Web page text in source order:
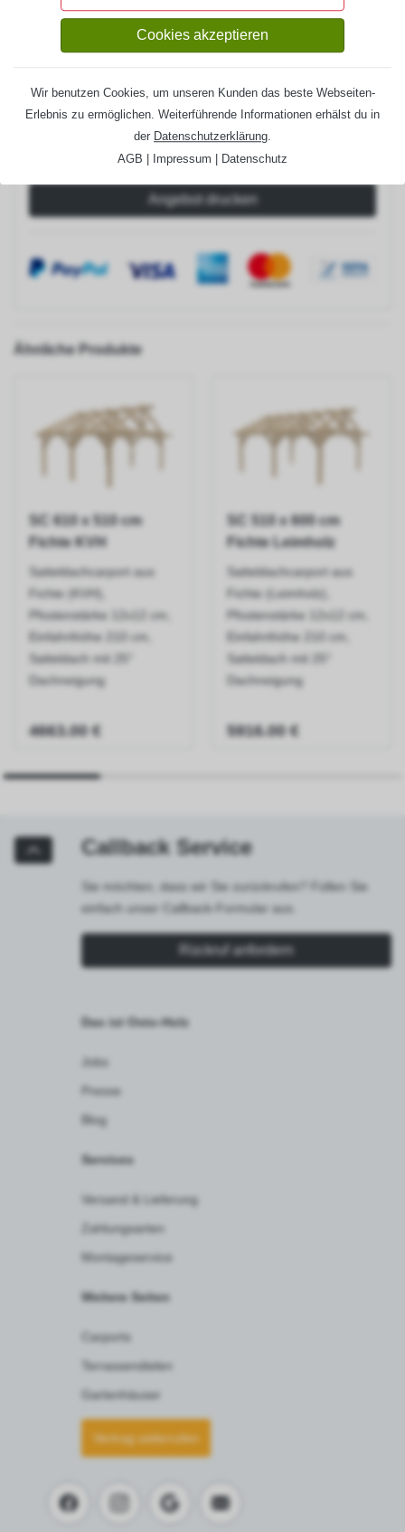
Regenrinnenset Metall (anthrazit)
1083 €
Gesamtpreis:
5.421,00 €
Angebot drucken
Ähnliche Produkte
SC 610 x 510 cm
Fichte KVH
Satteldachcarport aus
Fichte (KVH),
Pfostenstärke 12x12 cm,
Einfahrthöhe 210 cm,
Satteldach mit 25°
Dachneigung
4663.00 €
SC 510 x 600 cm
Fichte Leimholz
Satteldachcarport aus
Fichte (Leimholz),
Pfostenstärke 12x12 cm,
Einfahrthöhe 210 cm,
Satteldach mit 25°
Dachneigung
5916.00 €
Callback Service
Sie möchten, dass wir Sie zurückrufen? Füllen Sie
einfach unser Callback-Formular aus.
Rückruf anfordern
Das ist Osto-Holz
Jobs
Presse
Blog
Services
Versand & Lieferung
Zahlungsarten
Montageservice
Weitere Seiten
Carports
Terrassendielen
Gartenhäuser
Vertrag widerrufen
und auf Wunsch Ihrerseits gelöscht.
Cookies akzeptieren
Wir benutzen Cookies, um unseren Kunden das beste Webseiten-
Erlebnis zu ermöglichen. Weiterführende Informationen erhälst du in
der Datenschutzerklärung
AGB
Impressum Datenschutz